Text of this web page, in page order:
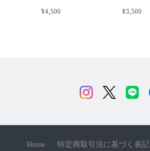
¥4,500 ¥3,500
Home 特定商取引法に基づく表記